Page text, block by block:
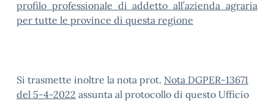
profilo professionale di addetto all’azienda agraria
per tutte le province di questa regione
Si trasmette inoltre la nota prot. Nota DGPER-13671
del 5-4-2022 assunta al protocollo di questo Ufficio